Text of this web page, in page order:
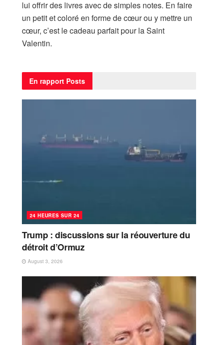
lui offrir des livres avec de simples notes. En faire
un petit et coloré en forme de cœur ou y mettre un
cœur, c’est le cadeau parfait pour la Saint
Valentin.
En rapport Posts
24 HEURES SUR 24
Trump : discussions sur la réouverture du
détroit d’Ormuz
August 3, 2026